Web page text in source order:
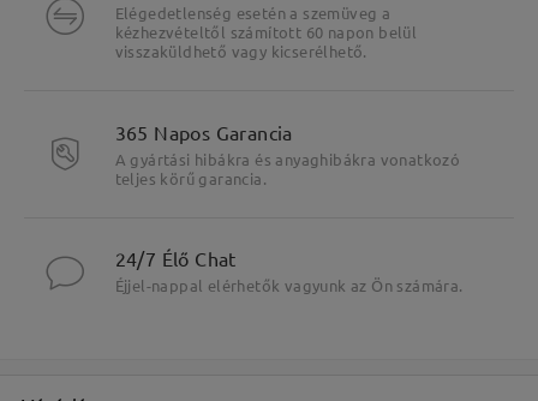
Fő jellemzők kiemelése
Elégedetlenség esetén a szemüveg a
kézhezvételtől számított 60 napon belül
visszaküldhető vagy kicserélhető.
365 Napos Garancia
A gyártási hibákra és anyaghibákra vonatkozó
teljes körű garancia.
24/7 Élő Chat
Éjjel-nappal elérhetők vagyunk az Ön számára.